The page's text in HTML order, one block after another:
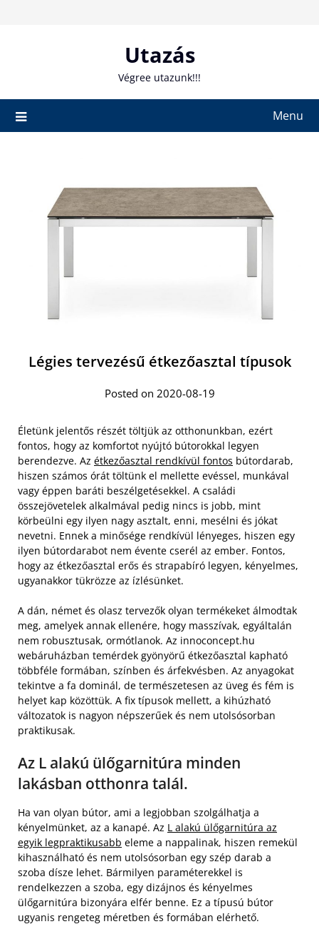
Utazás
Végree utazunk!!!
Menu
Légies tervezésű étkezőasztal típusok
Posted on 2020-08-19
Életünk jelentős részét töltjük az otthonunkban, ezért
fontos, hogy az komfortot nyújtó bútorokkal legyen
berendezve. Az étkezőasztal rendkívül fontos bútordarab,
hiszen számos órát töltünk el mellette evéssel, munkával
vagy éppen baráti beszélgetésekkel. A családi
összejövetelek alkalmával pedig nincs is jobb, mint
körbeülni egy ilyen nagy asztalt, enni, mesélni és jókat
nevetni. Ennek a minősége rendkívül lényeges, hiszen egy
ilyen bútordarabot nem évente cserél az ember. Fontos,
hogy az étkezőasztal erős és strapabíró legyen, kényelmes,
ugyanakkor tükrözze az ízlésünket.
A dán, német és olasz tervezők olyan termékeket álmodtak
meg, amelyek annak ellenére, hogy masszívak, egyáltalán
nem robusztusak, ormótlanok. Az innoconcept.hu
webáruházban temérdek gyönyörű étkezőasztal kapható
többféle formában, színben és árfekvésben. Az anyagokat
tekintve a fa dominál, de természetesen az üveg és fém is
helyet kap közöttük. A fix típusok mellett, a kihúzható
változatok is nagyon népszerűek és nem utolsósorban
praktikusak.
Az L alakú ülőgarnitúra minden
lakásban otthonra talál.
Ha van olyan bútor, ami a legjobban szolgálhatja a
kényelmünket, az a kanapé. Az L alakú ülőgarnitúra az
egyik legpraktikusabb eleme a nappalinak, hiszen remekül
kihasználható és nem utolsósorban egy szép darab a
szoba dísze lehet. Bármilyen paraméterekkel is
rendelkezzen a szoba, egy dizájnos és kényelmes
ülőgarnitúra bizonyára elfér benne. Ez a típusú bútor
ugyanis rengeteg méretben és formában elérhető.